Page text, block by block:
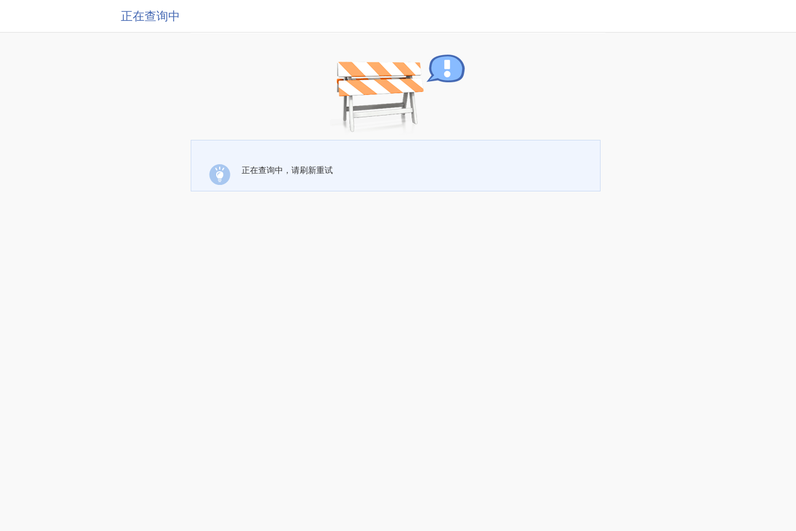
正在查询中
正在查询中，请刷新重试